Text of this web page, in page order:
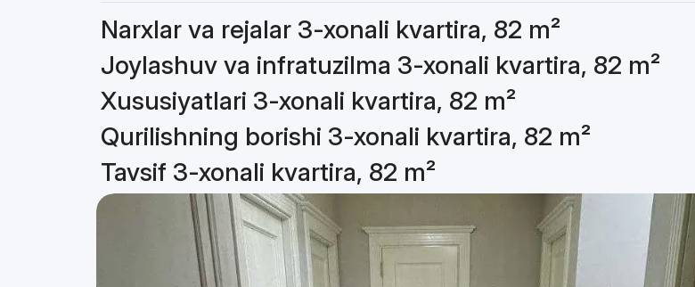
Narxlar va rejalar 3-xonali kvartira, 82 m²
Joylashuv va infratuzilma 3-xonali kvartira, 82 m²
Xususiyatlari 3-xonali kvartira, 82 m²
Qurilishning borishi 3-xonali kvartira, 82 m²
Tavsif 3-xonali kvartira, 82 m²